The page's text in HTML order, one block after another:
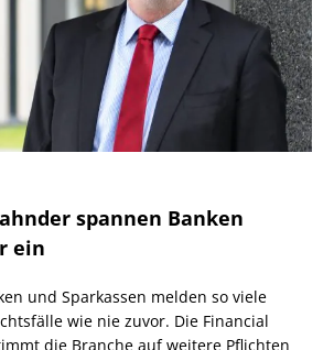
spannen Banken
ein
und Sparkassen melden so viele
wie nie zuvor. Die Financial
die Branche auf weitere Pflichten